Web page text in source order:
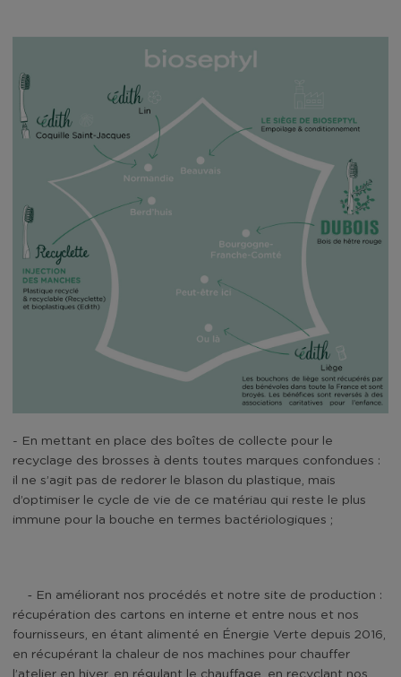
- En mettant en place des boîtes de collecte pour le
recyclage des brosses à dents toutes marques confondues :
il ne s’agit pas de redorer le blason du plastique, mais
d’optimiser le cycle de vie de ce matériau qui reste le plus
immune pour la bouche en termes bactériologiques ;
En améliorant nos procédés et notre site de production :
récupération des cartons en interne et entre nous et nos
fournisseurs, en étant alimenté en Énergie Verte depuis 2016,
en récupérant la chaleur de nos machines pour chauffer